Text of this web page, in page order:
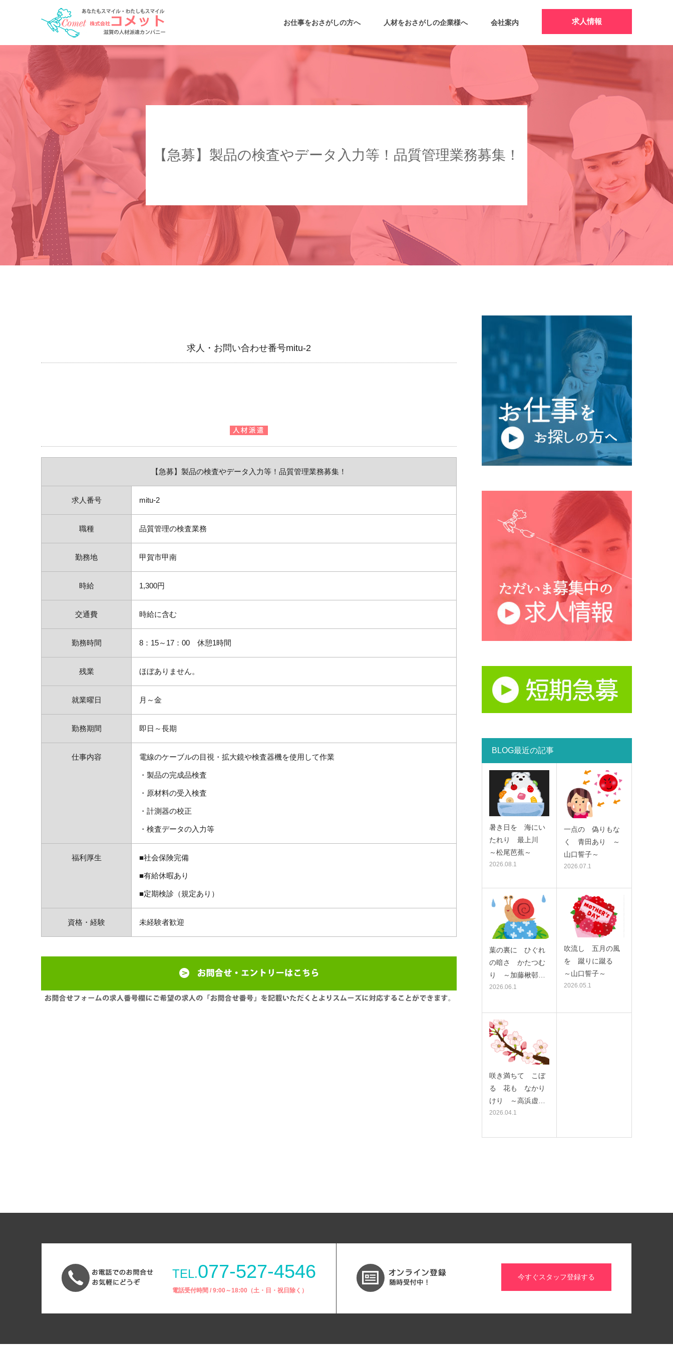
求人情報
お仕事をおさがしの方へ 人材をおさがしの企業様へ 会社案内
【急募】製品の検査やデータ入力等！品質管理業務募集！
求人・お問い合わせ番号mitu-2
【急募】製品の検査やデータ入力等！品質管理業務募集！
求人番号 mitu-2
職種 品質管理の検査業務
勤務地 甲賀市甲南
時給 1,300円
交通費 時給に含む
勤務時間 8：15～17：00 休憩1時間
残業 ほぼありません。
就業曜日 月～金
勤務期間 即日～長期
仕事内容 電線のケーブルの目視・拡大鏡や検査器機を使用して作業
・製品の完成品検査
・原材料の受入検査
・計測器の校正
・検査データの入力等
福利厚生 ■社会保険完備
■有給休暇あり
■定期検診（規定あり）
資格・経験 未経験者歓迎
BLOG最近の記事
暑き日を 海にい
たれり 最上川
～松尾芭蕉～
2026.08.1
一点の 偽りもな
く 青田あり ～
山口誓子～
2026.07.1
葉の裏に ひぐれ
の暗さ かたつむ
り ～加藤楸邨…
2026.06.1
吹流し 五月の風
を 蹴りに蹴る
～山口誓子～
2026.05.1
咲き満ちて こぼ
るゝ花も なかり
けり ～高浜虚…
2026.04.1
TEL.077-527-4546
電話受付時間 / 9:00～18:00（土・日・祝日除く）
今すぐスタッフ登録する